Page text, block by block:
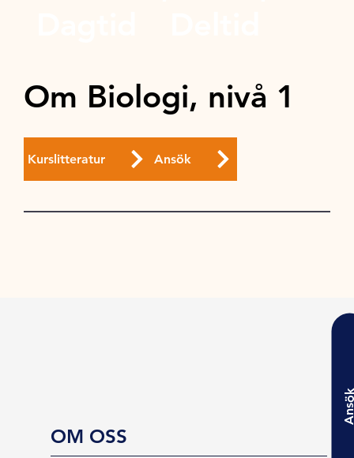
Om Biologi, nivå 1
Kurslitteratur Ansök
OM OSS